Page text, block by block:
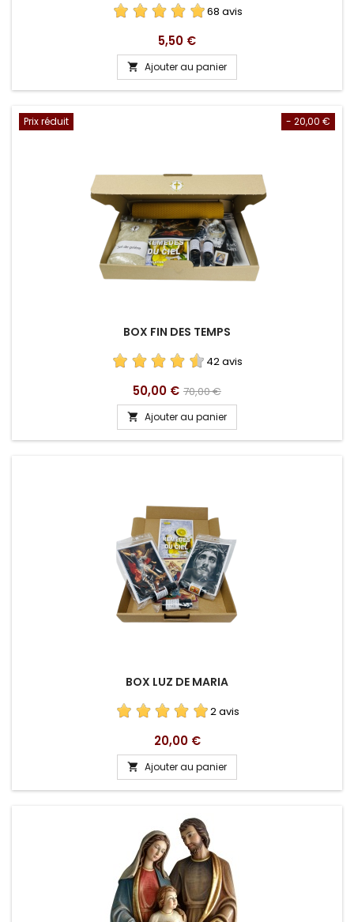
68 avis
Prix
5,50 €
 Ajouter au panier
- 20,00 €
Prix réduit
BOX FIN DES TEMPS
42 avis
Prix
50,00 € Prix
de
base
70,00 €
 Ajouter au panier
BOX LUZ DE MARIA
2 avis
Prix
20,00 €
 Ajouter au panier